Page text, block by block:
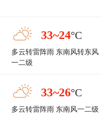
33~24°C
多云转雷阵雨 东南风转东风
一二级
33~26°C
多云转雷阵雨 东南风一二级